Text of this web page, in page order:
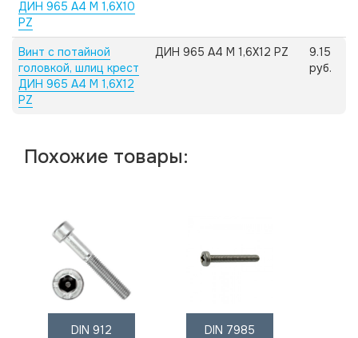
ДИН 965 А4 M 1,6X10
PZ
Винт с потайной
головкой, шлиц крест
ДИН 965 А4 M 1,6X12
PZ
ДИН 965 А4 M 1,6X12 PZ
9.15
руб.
Похожие товары:
DIN 912 DIN 7985